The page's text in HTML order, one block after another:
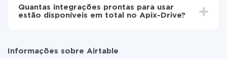
as tarifas. Você paga apenas pela quantidade de
dados que é realmente transferida de um de seus
ou mudar para um de pago, se necessário. Mais
Quantas integrações prontas para usar
estão disponíveis em total no Apix-Drive?
Informações sobre Airtable